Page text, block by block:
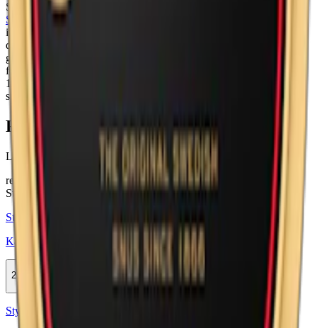
Sedan 2011 har
Swedish Match
innovation, vilket resulterat i fem unika varianter. Med smaker från
den klassiska tobakssmaken till exotiska noter av lakrits, fikon och
granatäpple i
förankrad i det traditionella snuset. Med nikotinstyrkor från 6,4 till
11,7 mg nikotin per prilla och en ren design är Kaliber ett enkelt
svenskt snus.
Färskt snus
Läs mer om hur du förvarar Kaliber Plus Stark Vit Portion
här
relaterade produkter
Stark
Styrka Stark · Large
Kaliber Plus Portion
20-pack 469,80 kr
Köp
Styrka Normal · Large